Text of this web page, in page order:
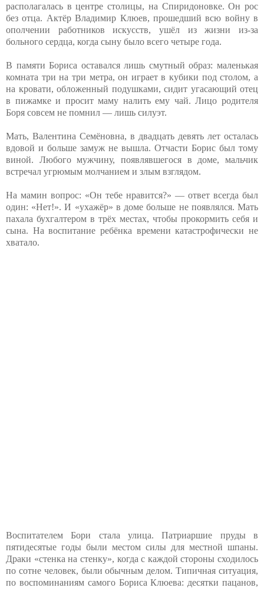
располагалась в центре столицы, на Спиридоновке. Он рос
без отца. Актёр Владимир Клюев, прошедший всю войну в
ополчении работников искусств, ушёл из жизни из-за
больного сердца, когда сыну было всего четыре года.
В памяти Бориса оставался лишь смутный образ: маленькая
комната три на три метра, он играет в кубики под столом, а
на кровати, обложенный подушками, сидит угасающий отец
в пижамке и просит маму налить ему чай. Лицо родителя
Боря совсем не помнил — лишь силуэт.
Мать, Валентина Семёновна, в двадцать девять лет осталась
вдовой и больше замуж не вышла. Отчасти Борис был тому
виной. Любого мужчину, появлявшегося в доме, мальчик
встречал угрюмым молчанием и злым взглядом.
На мамин вопрос: «Он тебе нравится?» — ответ всегда был
один: «Нет!». И «ухажёр» в доме больше не появлялся. Мать
пахала бухгалтером в трёх местах, чтобы прокормить себя и
сына. На воспитание ребёнка времени катастрофически не
хватало.
Воспитателем Бори стала улица. Патриаршие пруды в
пятидесятые годы были местом силы для местной шпаны.
Драки «стенка на стенку», когда с каждой стороны сходилось
по сотне человек, были обычным делом. Типичная ситуация,
по воспоминаниям самого Бориса Клюева: десятки пацанов,